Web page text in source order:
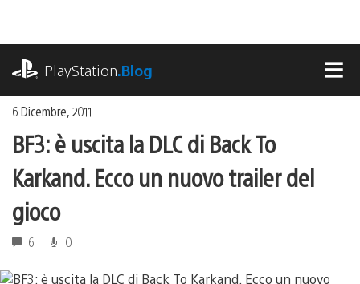
contenuto
PlayStation.Blog
6 Dicembre, 2011
BF3: è uscita la DLC di Back To
Karkand. Ecco un nuovo trailer del
gioco
6 0